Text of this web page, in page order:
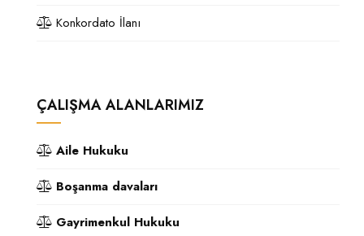
Konkordato İlanı
ÇALIŞMA ALANLARIMIZ
Aile Hukuku
Boşanma davaları
Gayrimenkul Hukuku